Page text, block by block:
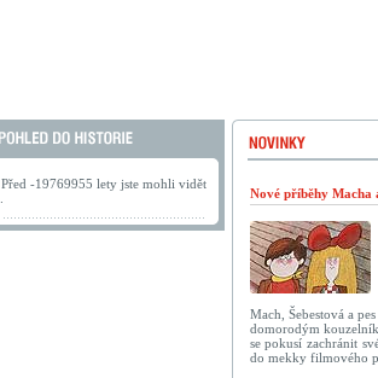
Před -19769955 lety jste mohli vidět
Nové příběhy Macha
Mach, Šebestová a
domorodým
se pokusí zachránit
do mekky filmového